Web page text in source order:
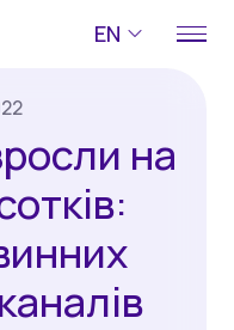
EN
на